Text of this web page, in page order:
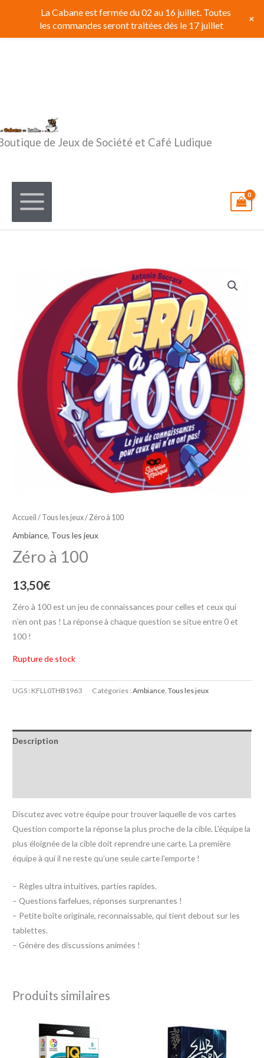
contenu
de Jeux de Société et Café Ludique
Accueil / Tous les jeux/ Zéro à 100
Ambiance, Tous les jeux
Zéro à 100
13,50€
Zéro à 100 est un jeu de connaissances pour celles et ceux qui
n’en ont pas ! La réponse à chaque question se situe entre 0 et
100 !
Rupture de stock
UGS : KFLL0THB1963 Catégories :Ambiance,Tous les jeux
Description
Discutez avec votre équipe pour trouver laquelle de vos cartes
Question comporte la réponse la plus proche de la cible. L’équipe la
plus éloignée de la cible doit reprendre une carte. La première
équipe à qui il ne reste qu’une seule carte l’emporte !
– Règles ultra intuitives, parties rapides.
– Questions farfelues, réponses surprenantes !
– Petite boîte originale, reconnaissable, qui tient debout sur les
tablettes.
– Génère des discussions animées !
Produits similaires
La Cabane est fermée du 02 au 16 juillet. Toutes
les commandes seront traitées dés le 17 juillet
+